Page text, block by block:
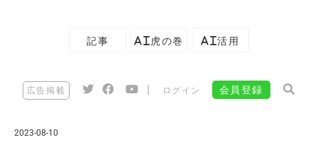
記事 AI虎の巻 AI活用
広告掲載 ログイン 会員登録
2023-08-10